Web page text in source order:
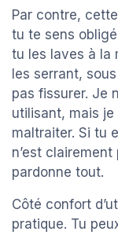
Par contre,
tu te sens
tu les laves à la
les serrant,
pas fissurer. Je
utilisant, mais je
maltraiter. Si tu
n’est
pardonne tout.
Côté confort
pratique. Tu